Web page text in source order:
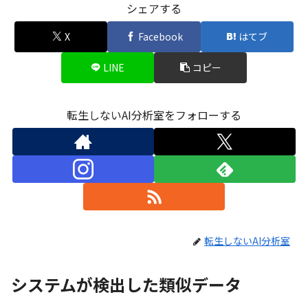
シェアする
X Facebook はてブ
LINE コピー
転生しないAI分析室をフォローする
転生しないAI分析室
システムが検出した類似データ